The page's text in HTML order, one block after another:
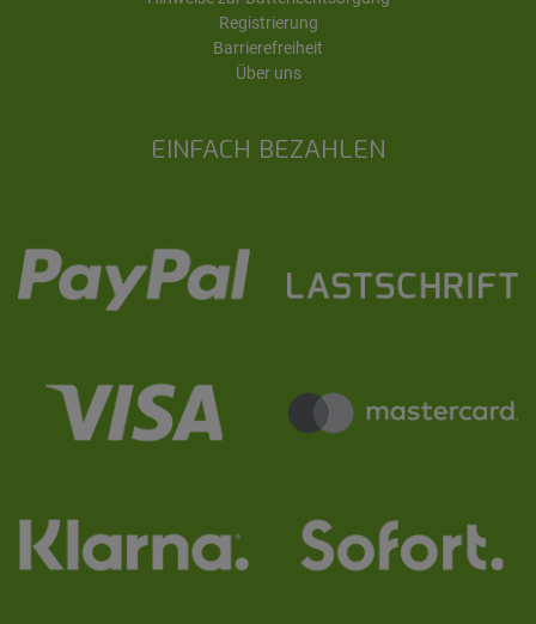
EINFACH BEZAHLEN
Registrierung
Barrierefreiheit
Über uns